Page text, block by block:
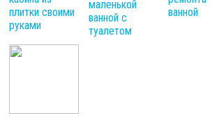
плитки своими
руками
маленькой
ванной с
туалетом
ванной